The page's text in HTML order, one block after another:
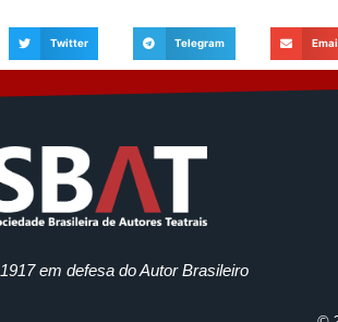
Twitter Telegram
em defesa do Autor Brasileiro